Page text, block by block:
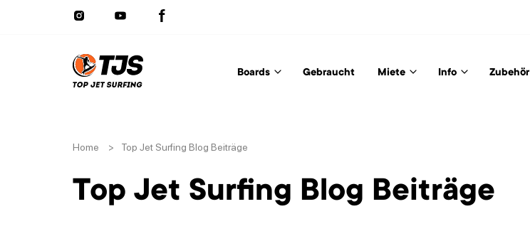
Boards Gebraucht Miete Info Zubehör
Home > Top Jet Surfing Blog Beiträge
Top Jet Surfing Blog Beiträge